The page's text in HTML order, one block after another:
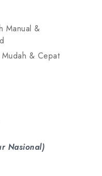
Manual &
& Cepat
Nasional)